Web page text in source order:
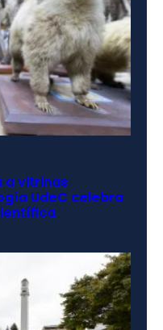
a vitrinas
UdeC celebra